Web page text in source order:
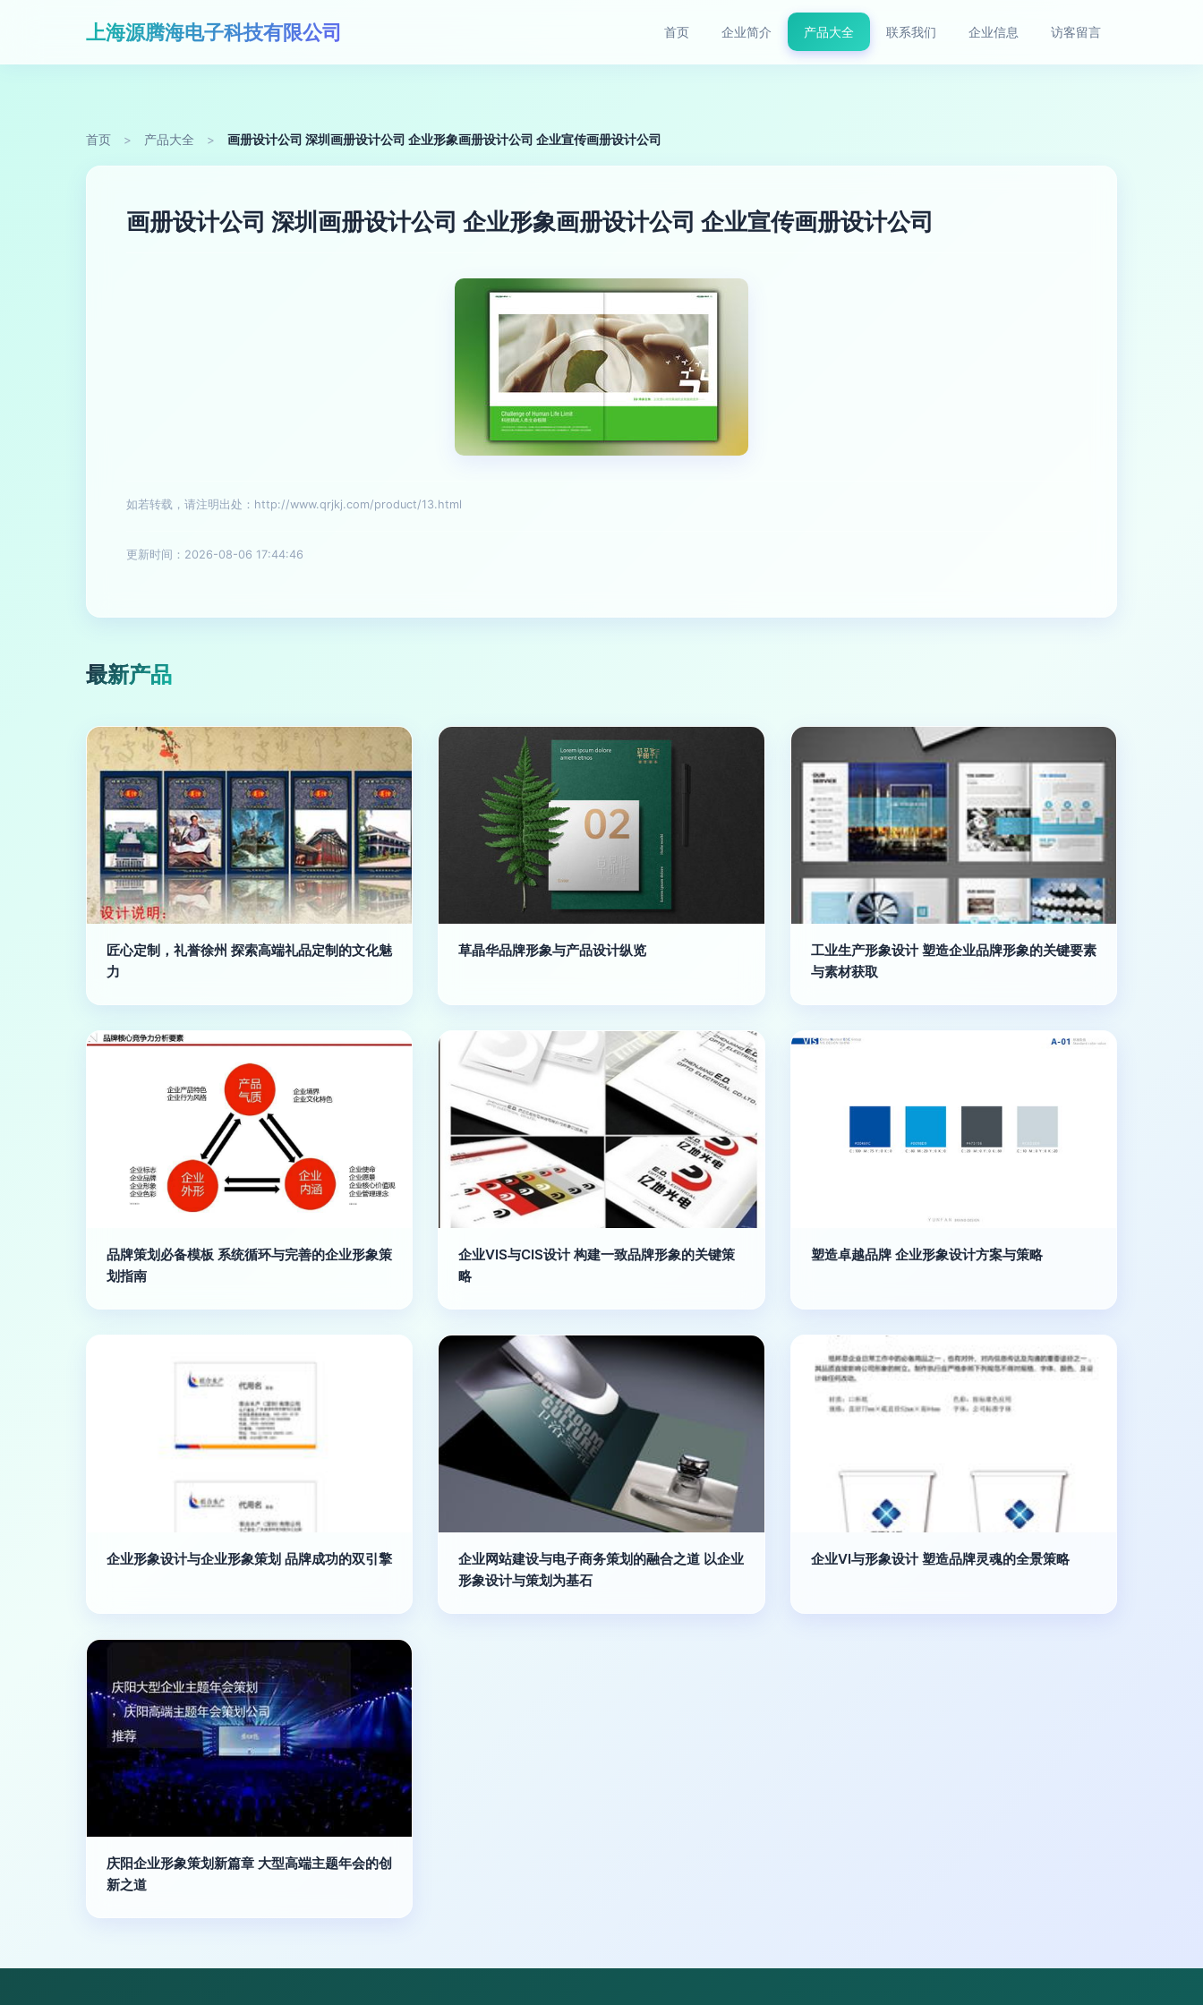
上海源腾海电子科技有限公司 首页 企业简介 产品大全 联系我们 企业信息 访客留言
首页 > 产品大全 > 画册设计公司 深圳画册设计公司 企业形象画册设计公司 企业宣传画册设计公司
画册设计公司 深圳画册设计公司 企业形象画册设计公司 企业宣传画册设计公司
如若转载，请注明出处：http://www.qrjkj.com/product/13.html
更新时间：2026-08-06 17:44:46
最新产品
匠心定制，礼誉徐州 探索高端礼品定制的文化魅
力
草晶华品牌形象与产品设计纵览
工业生产形象设计 塑造企业品牌形象的关键要素
与素材获取
品牌策划必备模板 系统循环与完善的企业形象策
划指南
企业VIS与CIS设计 构建一致品牌形象的关键策
略
塑造卓越品牌 企业形象设计方案与策略
企业形象设计与企业形象策划 品牌成功的双引擎
企业网站建设与电子商务策划的融合之道 以企业
形象设计与策划为基石
企业VI与形象设计 塑造品牌灵魂的全景策略
庆阳企业形象策划新篇章 大型高端主题年会的创
新之道